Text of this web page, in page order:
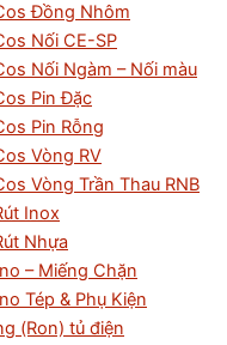
Đồng Nhôm
Nối CE-SP
Nối Ngàm – Nối màu
Pin Đặc
Pin Rỗng
Vòng RV
Vòng Trần Thau RNB
Inox
Nhựa
– Miếng Chặn
Tép & Phụ Kiện
(Ron) tủ điện